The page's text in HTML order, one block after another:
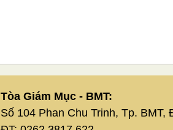
Tòa Giám Mục - BMT:
Số 104 Phan Chu Trinh, Tp. BMT,